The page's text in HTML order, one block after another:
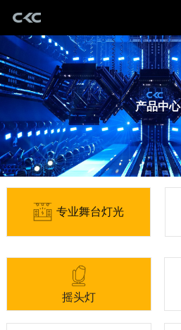
产品中心
专业舞台灯光
摇头灯